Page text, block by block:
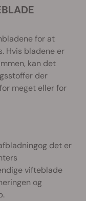
for at
Hvis bladene er
kan det
der
meget eller for
det er
vifteblade
og